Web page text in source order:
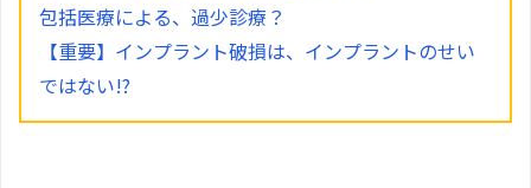
包括医療による、過少診療？
【重要】インプラント破損は、インプラントのせい
ではない!?